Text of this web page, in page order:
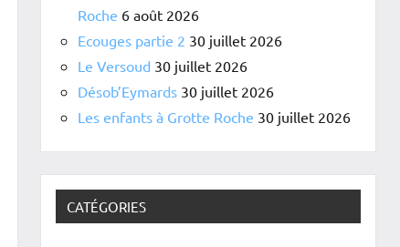
Roche 6 août 2026
Ecouges partie 2 30 juillet 2026
Le Versoud 30 juillet 2026
Désob’Eymards 30 juillet 2026
Les enfants à Grotte Roche 30 juillet 2026
CATÉGORIES